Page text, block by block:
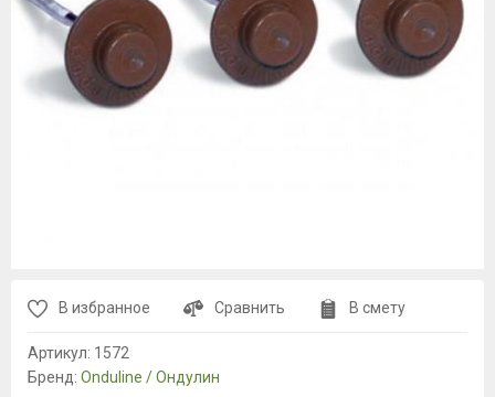
В избранное Сравнить В смету
Артикул: 1572
Бренд: Onduline / Ондулин